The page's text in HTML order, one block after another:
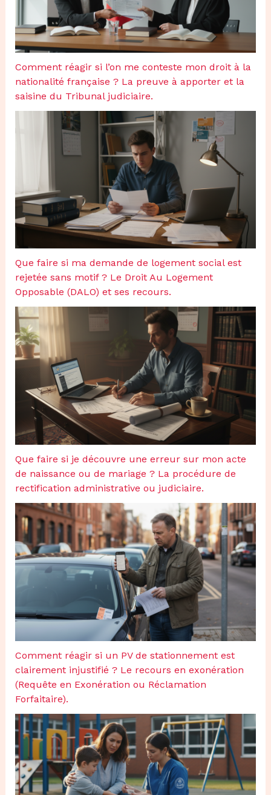
Comment réagir si l’on me conteste mon droit à la
nationalité française ? La preuve à apporter et la
saisine du Tribunal judiciaire.
Que faire si ma demande de logement social est
rejetée sans motif ? Le Droit Au Logement
Opposable (DALO) et ses recours.
Que faire si je découvre une erreur sur mon acte
de naissance ou de mariage ? La procédure de
rectification administrative ou judiciaire.
Comment réagir si un PV de stationnement est
clairement injustifié ? Le recours en exonération
(Requête en Exonération ou Réclamation
Forfaitaire).